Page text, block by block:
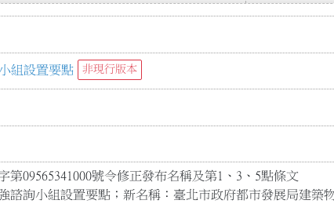
組設置要點 非現行版本
09565341000號令修正發布名稱及第1、3、5點條文
諮詢小組設置要點；新名稱：臺北市政府都市發展局建築